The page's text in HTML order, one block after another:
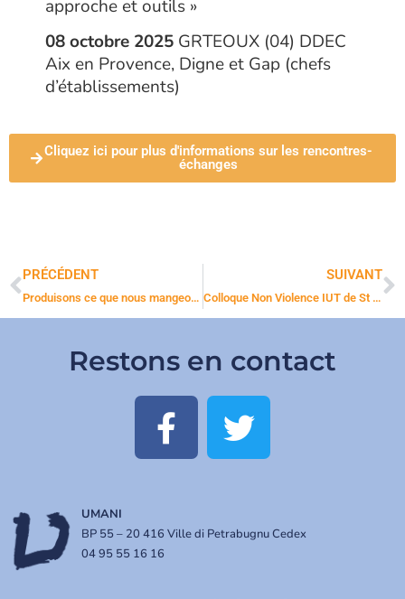
approche et outils »
08 octobre 2025 GRTEOUX (04) DDEC
Aix en Provence, Digne et Gap (chefs
d’établissements)
Cliquez ici pour plus d'informations sur les rencontres-
échanges
PRÉCÉDENT
Produisons ce que nous mangeons – Mangeons ce que nous produisons. Soutenons les petits producteurs locaux!
SUIVANT
Colloque Non Violence IUT de St Denis
Restons en contact
UMANI
BP 55 – 20 416 Ville di Petrabugnu Cedex
04 95 55 16 16